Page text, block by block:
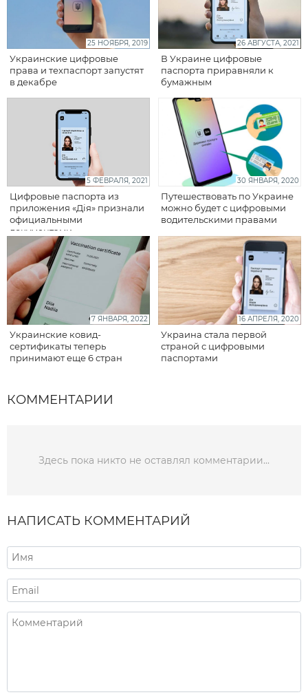
25 НОЯБРЯ, 2019
Украинские цифровые
права и техпаспорт запустят
в декабре
26 АВГУСТА, 2021
В Украине цифровые
паспорта приравняли к
бумажным
5 ФЕВРАЛЯ, 2021
Цифровые паспорта из
приложения «Дія» признали
официальными
документами
30 ЯНВАРЯ, 2020
Путешествовать по Украине
можно будет с цифровыми
водительскими правами
7 ЯНВАРЯ, 2022
Украинские ковид-
сертификаты теперь
принимают еще 6 стран
16 АПРЕЛЯ, 2020
Украина стала первой
страной с цифровыми
паспортами
КОММЕНТАРИИ
Здесь пока никто не оставлял комментарии...
НАПИСАТЬ КОММЕНТАРИЙ